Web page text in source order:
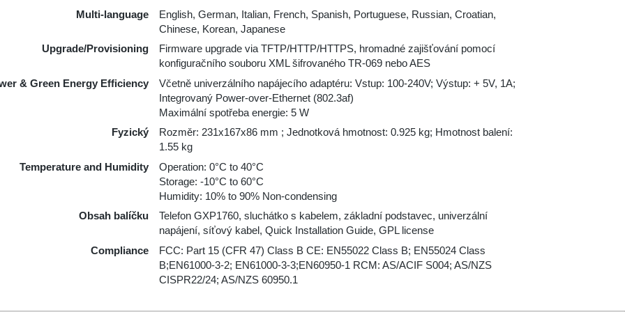
Multi-language
English, German, Italian, French, Spanish, Portuguese, Russian, Croatian,
Chinese, Korean, Japanese
Upgrade/Provisioning
Firmware upgrade via TFTP/HTTP/HTTPS, hromadné zajišťování pomocí
konfiguračního souboru XML šifrovaného TR-069 nebo AES
& Green Energy Efficiency
Včetně univerzálního napájecího adaptéru: Vstup: 100-240V; Výstup: + 5V, 1A;
Integrovaný Power-over-Ethernet (802.3af)
Maximální spotřeba energie: 5 W
Fyzický
Rozměr: 231x167x86 mm ; Jednotková hmotnost: 0.925 kg; Hmotnost balení:
1.55 kg
Temperature and Humidity
Operation: 0°C to 40°C
Storage: -10°C to 60°C
Humidity: 10% to 90% Non-condensing
Obsah balíčku
Telefon GXP1760, sluchátko s kabelem, základní podstavec, univerzální
napájení, síťový kabel, Quick Installation Guide, GPL license
Compliance
FCC: Part 15 (CFR 47) Class B CE: EN55022 Class B; EN55024 Class
B;EN61000-3-2; EN61000-3-3;EN60950-1 RCM: AS/ACIF S004; AS/NZS
CISPR22/24; AS/NZS 60950.1